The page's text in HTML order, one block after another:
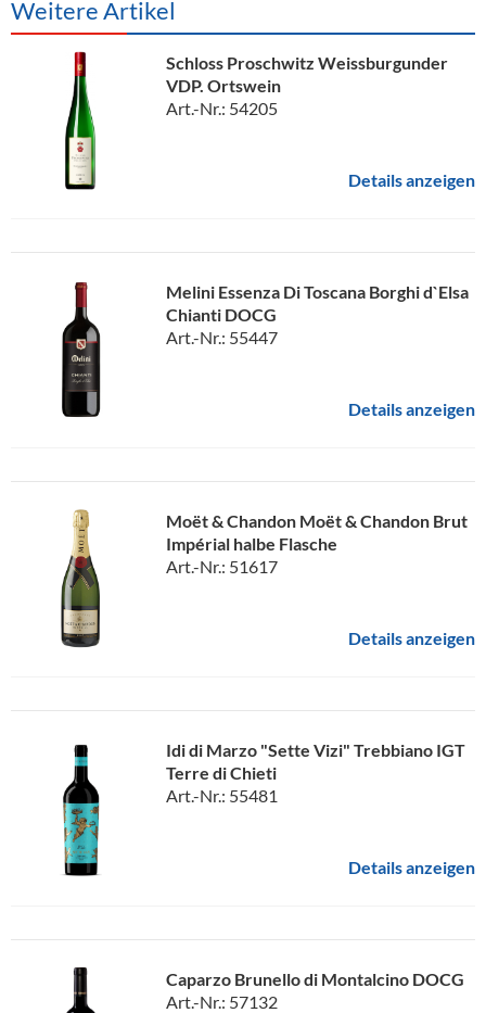
Weitere Artikel
Schloss Proschwitz Weissburgunder
VDP. Ortswein
Art.-Nr.: 54205
Details anzeigen
Melini Essenza Di Toscana Borghi d`Elsa
Chianti DOCG
Art.-Nr.: 55447
Details anzeigen
Moët & Chandon Moët & Chandon Brut
Impérial halbe Flasche
Art.-Nr.: 51617
Details anzeigen
Idi di Marzo "Sette Vizi" Trebbiano IGT
Terre di Chieti
Art.-Nr.: 55481
Details anzeigen
Caparzo Brunello di Montalcino DOCG
Art.-Nr.: 57132